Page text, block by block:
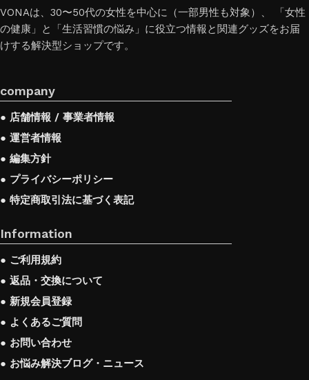
VONAは、30〜50代の女性を中心に（一部男性も対象）、 「女性
の健康」と「生活習慣の悩み」に役立つ情報と関連グッズをお届
けする解決型ショップです。
company
● 店舗情報 / 事業者情報
● 運営者情報
● 編集方針
● プライバシーポリシー
● 特定商取引法に基づく表記
Information
● ご利用規約
● 返品・交換について
● 新規会員登録
● よくあるご質問
● お問い合わせ
● お悩み解決ブログ・ニュース